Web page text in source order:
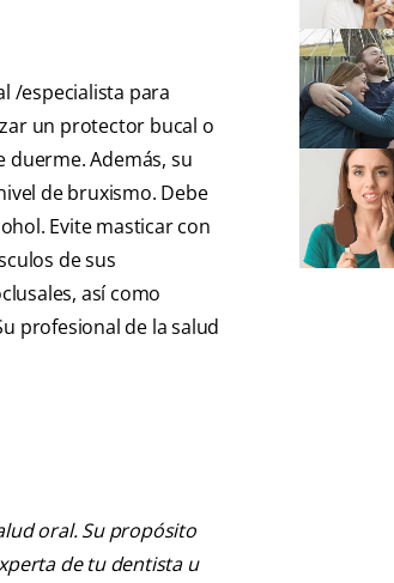
/especialista para
un protector bucal o
Además, su
de bruxismo. Debe
Evite masticar con
de sus
así como
profesional de la salud
oral. Su propósito
de tu dentista u